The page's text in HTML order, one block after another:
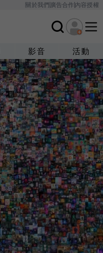
關於我們廣告合作內容授權
影音 活動